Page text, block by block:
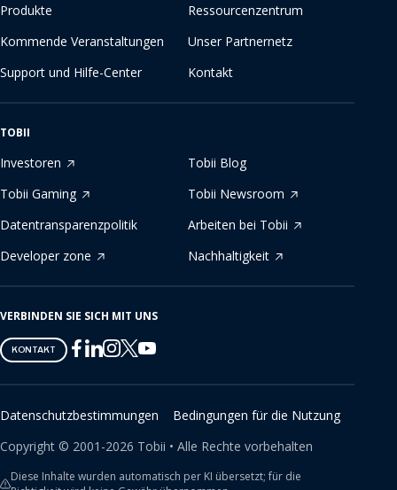
Produkte
Ressourcenzentrum
Kommende Veranstaltungen
Unser Partnernetz
Support und Hilfe-Center
Kontakt
TOBII
Investoren
Tobii Blog
Tobii Gaming
Tobii Newsroom
Datentransparenzpolitik
Arbeiten bei Tobii
Developer zone
Nachhaltigkeit
VERBINDEN SIE SICH MIT UNS
KONTAKT
Tobii
on
Facebook
Tobii
on
Linkedin
Tobii
on
Instagram
Tobii
on
Twitter
Tobii
on
Youtube
Datenschutzbestimmungen
Bedingungen für die Nutzung
Copyright © 2001-2026 Tobii • Alle Rechte vorbehalten
Diese Inhalte wurden automatisch per KI übersetzt; für die